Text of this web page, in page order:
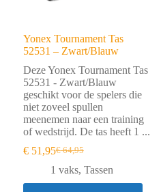
Yonex Tournament Tas
52531 – Zwart/Blauw
Deze Yonex Tournament Tas
52531 - Zwart/Blauw
geschikt voor de spelers die
niet zoveel spullen
meenemen naar een training
of wedstrijd. De tas heeft 1 ...
€64,95
Oorspronkelijke
prijs
€51,95Huidige
prijs
1 vaks, Tassen